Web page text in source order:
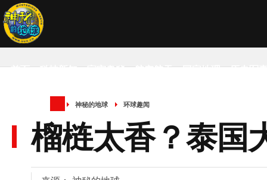
首页 科技新知 宇宙奥秘 航空航天 国家地理 历史军
神秘的地球 环球趣闻
榴梿太香？泰国